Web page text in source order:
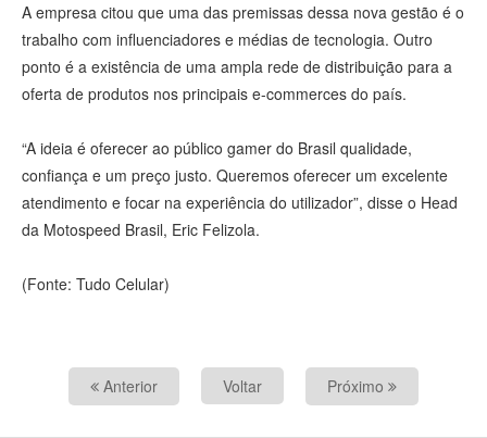
A empresa citou que uma das premissas dessa nova gestão é o
trabalho com influenciadores e médias de tecnologia. Outro
ponto é a existência de uma ampla rede de distribuição para a
oferta de produtos nos principais e-commerces do país.
“A ideia é oferecer ao público gamer do Brasil qualidade,
confiança e um preço justo. Queremos oferecer um excelente
atendimento e focar na experiência do utilizador”, disse o Head
da Motospeed Brasil, Eric Felizola.
(Fonte: Tudo Celular)
Anterior Voltar Próximo